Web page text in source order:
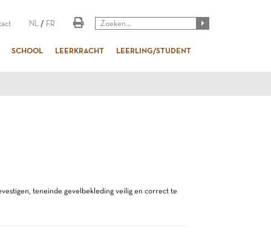
NL / FR
SCHOOL LEERKRACHT LEERLING/STUDENT
teneinde gevelbekleding veilig en correct te